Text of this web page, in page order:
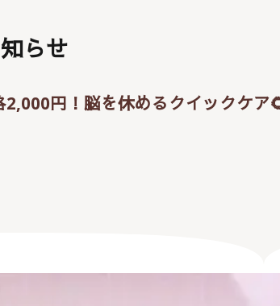
らせ
2,000円！脳を休めるクイックケア